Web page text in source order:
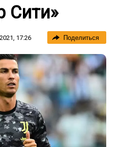
Сити»
17:26 Поделиться